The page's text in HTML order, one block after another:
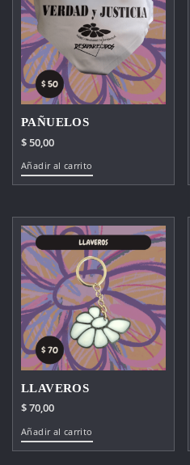
PAÑUELOS
$50,00
Añadir al carrito
LLAVEROS
$70,00
Añadir al carrito